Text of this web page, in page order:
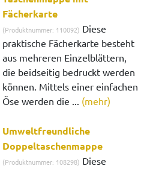
Fächerkarte
(Produktnummer: 110092) Diese
praktische Fächerkarte besteht
aus mehreren Einzelblättern,
die beidseitig bedruckt werden
können. Mittels einer einfachen
Öse werden die ... (mehr)
Umweltfreundliche
Doppeltaschenmappe
(Produktnummer: 108298) Diese